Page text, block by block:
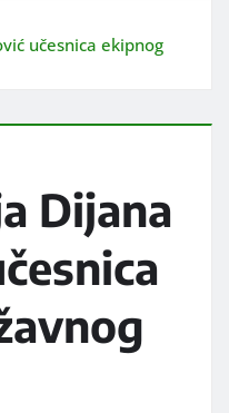
učesnica ekipnog
Dijana